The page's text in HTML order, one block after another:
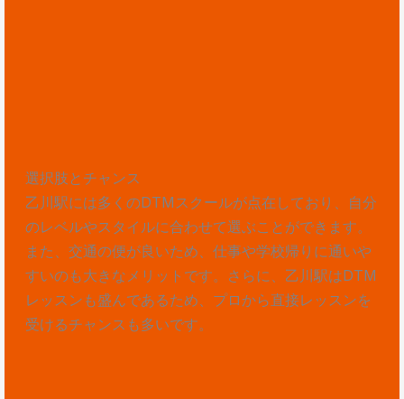
選択肢とチャンス
乙川駅には多くのDTMスクールが点在しており、自分
のレベルやスタイルに合わせて選ぶことができます。
また、交通の便が良いため、仕事や学校帰りに通いや
すいのも大きなメリットです。さらに、乙川駅はDTM
レッスンも盛んであるため、プロから直接レッスンを
受けるチャンスも多いです。